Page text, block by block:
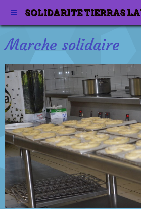
SOLIDARITE TIERRAS
Marche solidaire